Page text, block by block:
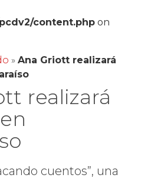
content.phpon
» Ana Griott realizará
realizará
cuentos”, una